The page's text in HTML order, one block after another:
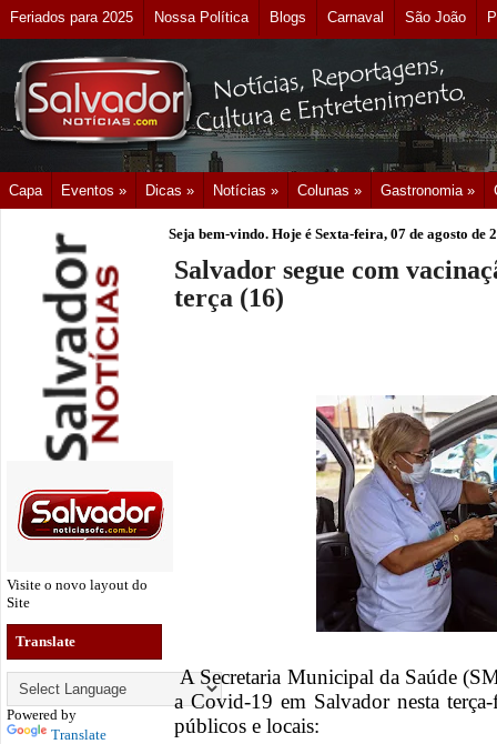
Feriados para 2025 Nossa Política Blogs Carnaval São João
Capa Eventos » Dicas » Notícias » Colunas » Gastronomia »
Visite o novo layout do
Site
Translate
Powered by
Translate
Seja bem-vindo. Hoje é Sexta-feira, 07 de agosto de
Salvador segue com
terça (16)
A Secretaria Municipal da Saúde
a Covid-19 em Salvador nesta
públicos e locais: